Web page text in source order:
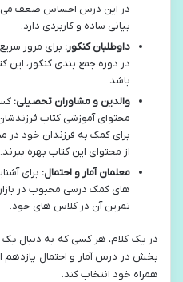
در این درس احساس ضعف می
بیانی ساده و کاربردی دارد.
داوطلبان کنکور: برای مرور
در دوره جمع بندی کنکور، این
باشد.
والدین و مشاوران تحصیلی:
محتوای آموزشی کتاب
برای کمک به فرزندان خود در
از محتوای این کتاب بهره ببرند.
معلمان آمار و احتمال: برای
های کمک درسی محبوب در
تمرین آن در کلاس های خود.
در یک کلام، هر کسی که به دنبال یک
بخش در درس آمار و احتمال یازدهم
همراه خود انتخاب کند.